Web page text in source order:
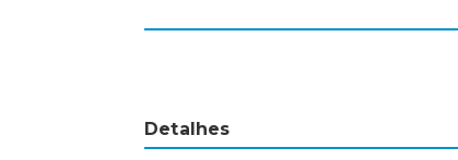
Detalhes